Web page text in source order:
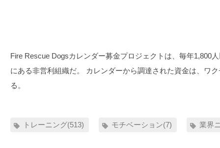
Fire Rescue Dogsカレンダー募金プロジェクトは、毎年1,800
にある非営利組織だ。 カレンダーから調達された資金は、ワ
る。
トレーニング(513) モチベーション(7) 業界